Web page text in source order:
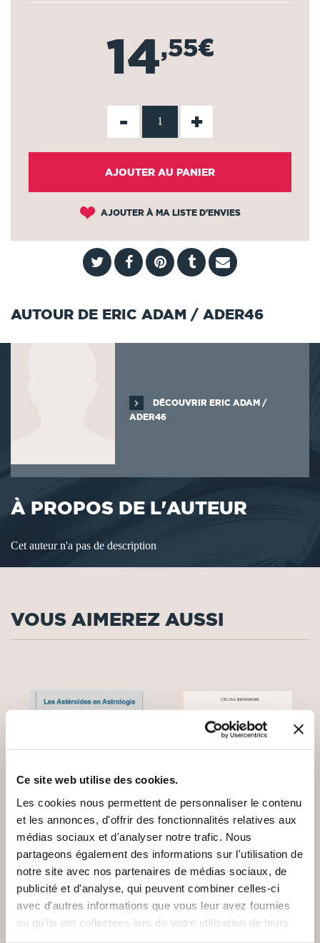
Ce site web utilise des cookies.
Les cookies nous permettent de personnaliser le contenu
et les annonces, d'offrir des fonctionnalités relatives aux
médias sociaux et d'analyser notre trafic. Nous
partageons également des informations sur l'utilisation de
notre site avec nos partenaires de médias sociaux, de
publicité et d'analyse, qui peuvent combiner celles-ci
avec d'autres informations que vous leur avez fournies
ou qu'ils ont collectées lors de votre utilisation de leurs
14,55€
- +
AJOUTER AU PANIER
AJOUTER À MA LISTE D'ENVIES
AUTOUR DE ERIC ADAM / ADER46
DÉCOUVRIR ERIC ADAM /
ADER46
À PROPOS DE L'AUTEUR
Cet auteur n'a pas de description
VOUS AIMEREZ AUSSI
Jérôme Zenastral
LES ASTÉROÏDES EN
DESPAROIR Célina
ENTRE